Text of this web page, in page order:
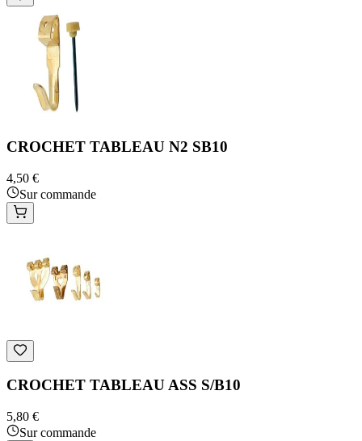
CROCHET TABLEAU N2 SB10
4,50 €
Sur commande
CROCHET TABLEAU ASS S/B10
5,80 €
Sur commande